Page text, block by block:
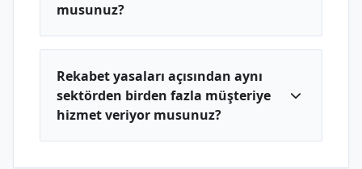
musunuz?
Rekabet yasaları açısından aynı
sektörden birden fazla müşteriye
hizmet veriyor musunuz?